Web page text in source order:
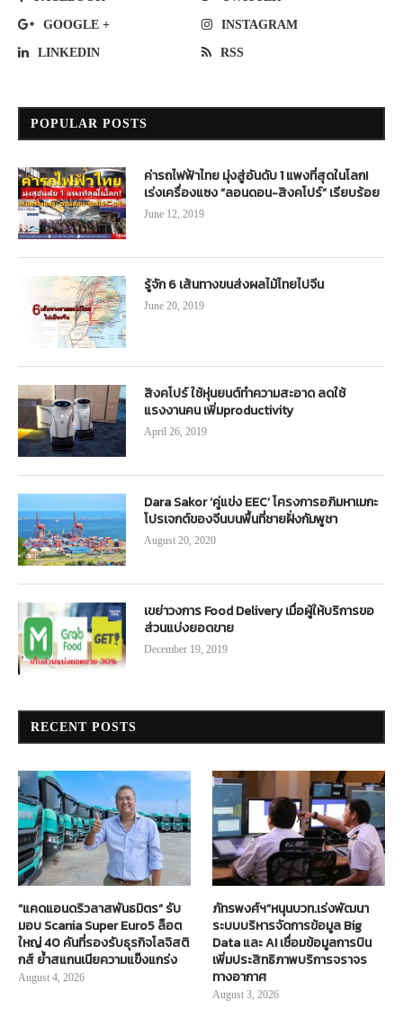
GOOGLE + INSTAGRAM
LINKEDIN RSS
POPULAR POSTS
ค่ารถไฟฟ้าไทย มุ่งสู่อันดับ 1 แพงที่สุดในโลก!
เร่งเครื่องแซง “ลอนดอน-สิงคโปร์” เรียบร้อย
June 12, 2019
รู้จัก 6 เส้นทางขนส่งผลไม้ไทยไปจีน
June 20, 2019
สิงคโปร์ ใช้หุ่นยนต์ทำความสะอาด ลดใช้
แรงงานคน เพิ่มproductivity
April 26, 2019
Dara Sakor ‘คู่แข่ง EEC’ โครงการอภิมหาเมกะ
โปรเจกต์ของจีนบนพื้นที่ชายฝั่งกัมพูชา
August 20, 2020
เขย่าวงการ Food Delivery เมื่อผู้ให้บริการขอ
ส่วนแบ่งยอดขาย
December 19, 2019
RECENT POSTS
“แคดแอนดริวลาสพันธมิตร” รับ
มอบ Scania Super Euro5 ล็อต
ใหญ่ 40 คันที่รองรับธุรกิจโลจิสติ
กส์ ย้ำสแกนเนียความแข็งแกร่ง
August 4, 2026
ภัทรพงศ์ฯ”หนุนบวท.เร่งพัฒนา
ระบบบริหารจัดการข้อมูล Big
Data และ AI เชื่อมข้อมูลการบิน
เพิ่มประสิทธิภาพบริการจราจร
ทางอากาศ
August 3, 2026